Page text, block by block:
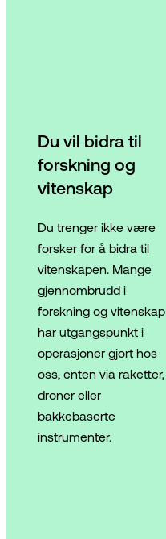
Du vil bidra til
forskning og
vitenskap
Du trenger ikke være
forsker for å bidra til
vitenskapen. Mange
gjennombrudd i
forskning og vitenskap
har utgangspunkt i
operasjoner gjort hos
oss, enten via raketter,
droner eller
bakkebaserte
instrumenter.